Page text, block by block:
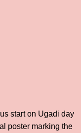
start on Ugadi day
poster marking the